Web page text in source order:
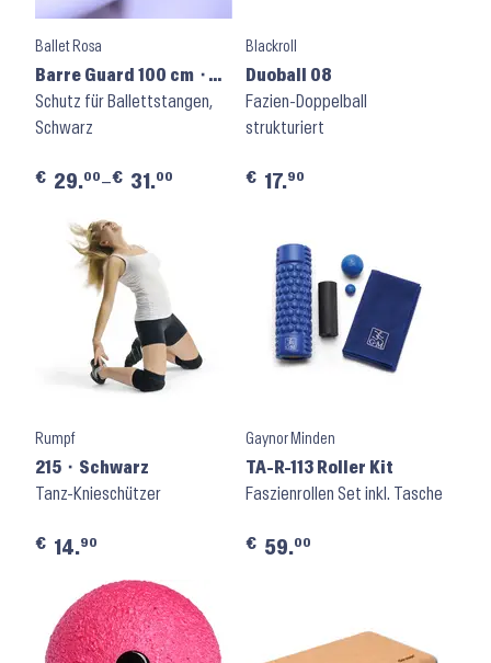
Ballet Rosa
Barre Guard 100 cm ⬝
Noir
Schutz für Ballettstangen,
Schwarz
€ 29.00–€ 31.00
Blackroll
Duoball 08
Fazien-Doppelball
strukturiert
€ 17.90
Rumpf
215 ⬝ Schwarz
Tanz-Knieschützer
€ 14.90
Gaynor Minden
TA-R-113 Roller Kit
Faszienrollen Set inkl. Tasche
€ 59.00